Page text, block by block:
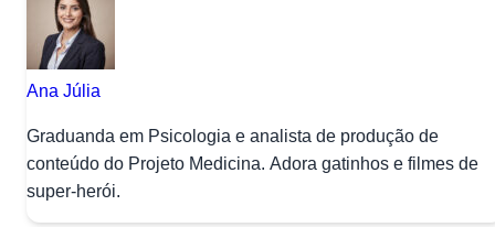
Ana Júlia
Graduanda em Psicologia e analista de produção de
conteúdo do Projeto Medicina. Adora gatinhos e filmes de
super-herói.